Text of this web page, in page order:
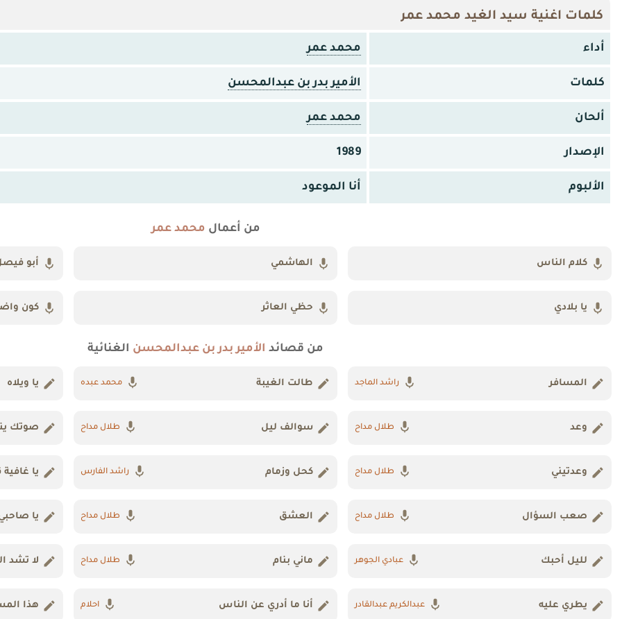
كلمات اغنية سيد الغيد محمد عمر
أداء محمد عمر
كلمات الأمير بدر بن عبدالمحسن
ألحان محمد عمر
الإصدار 1989
الألبوم أنا الموعود
من أعمال محمد عمر
كلام الناس الهاشمي أبو
يا بلادي حظي العاثر كون
من قصائد الأمير بدر بن عبدالمحسن الغنائية
المسافر راشد الماجد طالت الغيبة محمد عبده يا ويلاه
وعد طلال مداح سوالف ليل طلال مداح صوتك
وعدتيني طلال مداح كحل وزمام راشد الفارس يا
صعب السؤال طلال مداح العشق طلال مداح يا
لليل أحبك عبادي الجوهر ماني بنام طلال مداح لا تشد
يطري عليه عبدالكريم عبدالقادر أنا ما أدري عن الناس احلام هذا